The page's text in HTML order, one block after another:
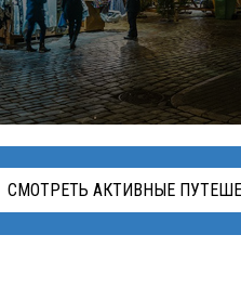
СМОТРЕТЬ АКТИВНЫЕ